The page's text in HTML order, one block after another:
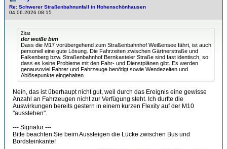
Re: Schwerer Straßenbahnunfall in Hohenschönhausen
04.06.2026 08:15
Zitat
der weiße bim
Dass die M17 vorübergehend zum Straßenbahnhof Weißensee fährt, ist auch
personell eine gute Lösung. Die Fahrzeiten zwischen Gärtnerstraße und
Falkenberg bzw. Straßenbahnhof Bernkasteler Straße sind fast identisch, so
dass es keine Probleme mit den Fahr- und Dienstplänen gibt. Es werden
genausoviel Fahrer und Fahrzeuge benötigt sowie Wendezeiten und
Ablösepunkte eingehalten.
Nein, das ist überhaupt nicht gut, weil durch das Ereignis eine gewisse
Anzahl an Fahrzeugen nicht zur Verfügung steht. Ich durfte die
Auswirkungen bereits gestern in einem kurzen Flexity auf der M10
"ausstehen".
--- Signatur ---
Bitte beachten Sie beim Aussteigen die Lücke zwischen Bus und
Bordsteinkante!